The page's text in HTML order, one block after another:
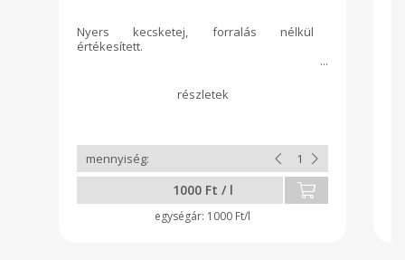
Nyers kecsketej, forralás nélkül
értékesített.
1000 Ft / l
1000 Ft/l